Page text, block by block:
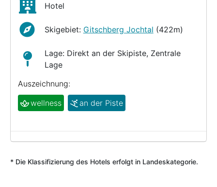
Hotel
Skigebiet: Gitschberg Jochtal (422m)
Lage: Direkt an der Skipiste, Zentrale
Lage
Auszeichnung:
wellness
an der Piste
* Die Klassifizierung des Hotels erfolgt in Landeskategorie.